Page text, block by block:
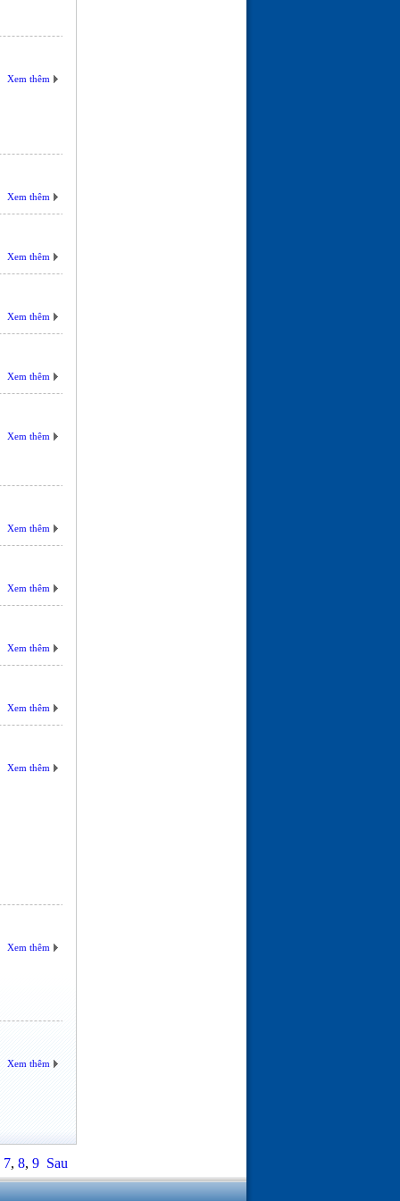
Xem thêm
Xem thêm
Xem thêm
Xem thêm
Xem thêm
Xem thêm
Xem thêm
Xem thêm
Xem thêm
Xem thêm
Xem thêm
Xem thêm
Xem thêm
7, 8, 9 Sau